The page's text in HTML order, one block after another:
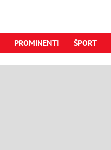
PROMINENTI ŠPORT